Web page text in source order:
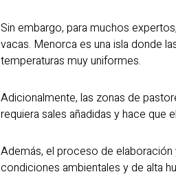
Sin embargo, para muchos
vacas. Menorca es una isla donde
temperaturas muy uniformes.
Adicionalmente, las zonas de
requiera sales añadidas y hace que
Además, el proceso de
condiciones ambientales y de alta